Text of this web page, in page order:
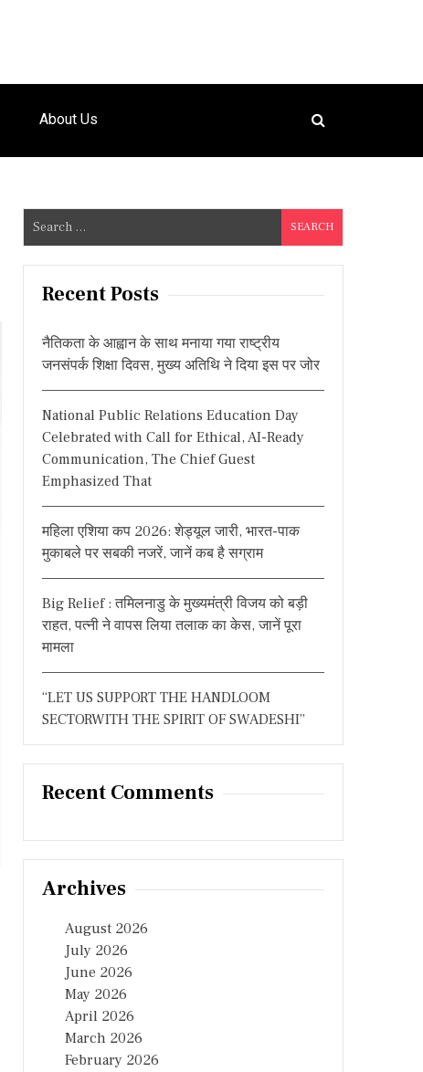
About Us
e
a
Recent Posts
नैतिकता के आह्वान के साथ मनाया गया राष्ट्रीय
जनसंपर्क शिक्षा दिवस, मुख्य अतिथि ने दिया इस पर जोर
National Public Relations Education Day
Celebrated with Call for Ethical, AI-Ready
Communication, The Chief Guest
Emphasized That
महिला एशिया कप 2026: शेड्यूल जारी, भारत-पाक
मुकाबले पर सबकी नजरें, जानें कब है सग्राम
Big Relief : तमिलनाडु के मुख्यमंत्री विजय को बड़ी
राहत, पत्नी ने वापस लिया तलाक का केस, जानें पूरा
मामला
“LET US SUPPORT THE HANDLOOM
SECTORWITH THE SPIRIT OF SWADESHI”
Recent Comments
Archives
August 2026
July 2026
June 2026
May 2026
April 2026
March 2026
February 2026